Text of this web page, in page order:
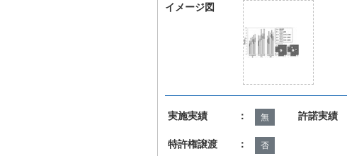
イメージ図
実施実績 ： 無 許諾実績
特許権譲渡 ： 否